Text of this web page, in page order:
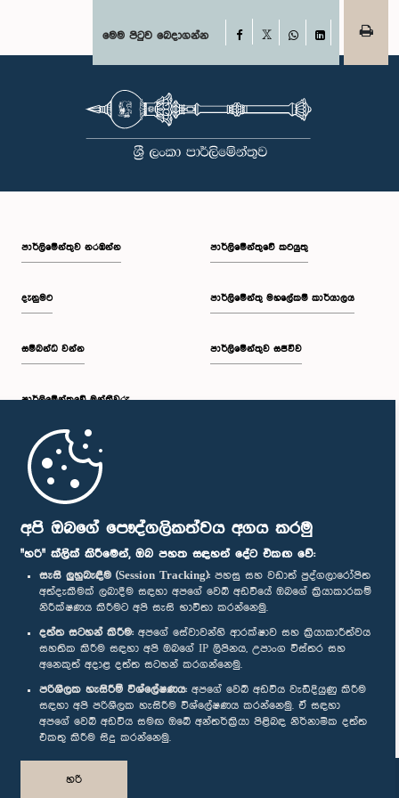
අපි ඔබගේ පෞද්ගලිකත්වය අගය කරමු
"හරි" ක්ලික් කිරීමෙන්, ඔබ පහත සඳහන් දේට එකඟ වේ:
සැසි ලුහුබැඳීම (Session Tracking): පහසු සහ වඩාත් පුද්ගලාරෝපිත
අත්දැකීමක් ලබාදීම සඳහා අපගේ වෙබ් අඩවියේ ඔබගේ ක්‍රියාකාරකම්
නිරීක්ෂණය කිරීමට අපි සැසි භාවිතා කරන්නෙමු.
දත්ත සටහන් කිරීම: අපගේ සේවාවන්හි ආරක්ෂාව සහ ක්‍රියාකාරීත්වය
සහතික කිරීම සඳහා අපි ඔබගේ IP ලිපිනය, උපාංග විස්තර සහ
අනෙකුත් අදාළ දත්ත සටහන් කරගන්නෙමු.
පරිශීලක හැසිරීම් විශ්ලේෂණය: අපගේ වෙබ් අඩවිය වැඩිදියුණු කිරීම
සඳහා අපි පරිශීලක හැසිරීම විශ්ලේෂණය කරන්නෙමු. ඒ සඳහා
අපගේ වෙබ් අඩවිය සමඟ ඔබේ අන්තර්ක්‍රියා පිළිබඳ නිර්නාමික දත්ත
එකතු කිරීම සිදු කරන්නෙමු.
හරි
හමුවේ පෙනී සිටිනු ලැබූ අතර, එහිදී, ඔවුන් විසින් සිය හැසිරීම සම්බන්ධයෙන්
අවංකවම සමාව අයැද සිටින බව සඳහන් කෙරිණි. පාර්ලිමේන්තු කාරක
සභාවල අධිකාරිය, ගෞරවය සහ ස්ථාපිත ක්‍රියාපටිපාටිවලට ගෞරව කිරීමේ
වැදගත්කම පිළිබඳව නිසි අවබෝධයකින් යුතුව තම ක්‍රියාවන්හි බරපතලකම
වරප්‍රසාද පිළිබඳ කාරක සභාව සහ පොදු ව්‍යාපාර පිළිබඳ කාරක සභාවේ
සභාපතිවරයා විසින් ඒ පිළිබඳව නිසි පරිදි සලකා බැලීමෙන් අනතුරුව, ඉහත
කී නිලධාරීන්ට සමාව ලබා දෙන ලෙස කරන ලද ඉල්ලීම පිළිගන්නා
ලදී. පාර්ලිමේන්තු කාරක සභා රැස්වීම් සඳහා පෙනී සිටින සියලුම පුද්ගලයන්
සෑම අවස්ථාවකදීම ඉහළම මට්ටමින් ආචාරධර්ම හා හැසිරීම් අනුගමනය
පාර්ලිමේන්තුවේ ගරුත්වය හා අධිකාරිය ආරක්ෂා කරමින් කටයුතු කිරීමත්
මෙම පිටුව බෙදාගන්න Facebook
WhatsAppLinkedIn
පාර්ලි‌මේන්තුව නරඹන්න
දැනුමට
සම්බන්ධ වන්න
පාර්ලි‌මේන්තුවේ මන්ත්‍රීවරු
මුල් පිටුව
පාර්ලිමේන්තුවේ කටයුතු
පාර්ලිමේන්තු මහලේකම් කාර්යාලය
පාර්ලිමේන්තුව සජීවීව
පාර්ලිමේන්තු ජංගම යෙදුම
අප හා සම්බන්ධ වී සිටින්න :
සම්මාන
පෞද්ගලිකත්ව ප්‍රතිපත්තිය